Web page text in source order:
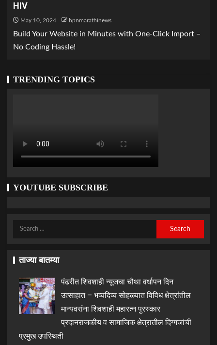
HIV
May 10, 2024 hpnmarathinews
Build Your Website in Minutes with One-Click Import –
No Coding Hassle!
TRENDING TOPICS
YOUTUBE SUBSCRIBE
ताज्या बातम्या
पंढरीत शिवशाही न्यूजचा चौथा वर्धापन दिन
उत्साहात – भव्यदिव्य सोहळ्यात विविध क्षेत्रांतील
मान्यवरांना शिवशाही महारत्न पुरस्कार
प्रदानराजकीय व सामाजिक क्षेत्रातील दिग्गजांची
प्रमुख उपस्थिती